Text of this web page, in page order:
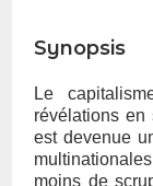
Synopsis
Le
révélations en
est devenue
moins de